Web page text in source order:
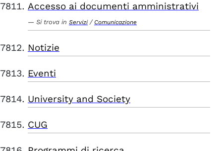
Accesso ai documenti amministrativi
Si trova in Servizi / Comunicazione
Notizie
Eventi
University and Society
CUG